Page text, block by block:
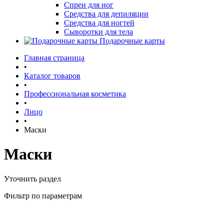
Спреи для ног
Средства для депиляции
Средства для ногтей
Сыворотки для тела
Подарочные карты
Главная страница
•
Каталог товаров
•
Профессиональная косметика
•
Лицо
•
Маски
Маски
Уточнить раздел
Фильтр по параметрам